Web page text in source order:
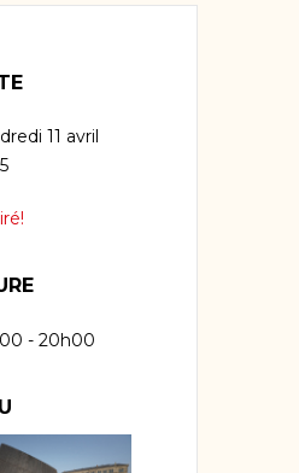
11 avril
- 20h00